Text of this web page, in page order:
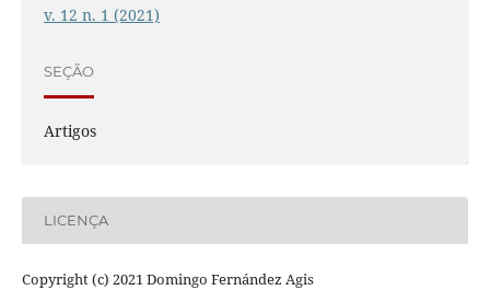
v. 12 n. 1 (2021)
SEÇÃO
Artigos
LICENÇA
Copyright (c) 2021 Domingo Fernández Agis